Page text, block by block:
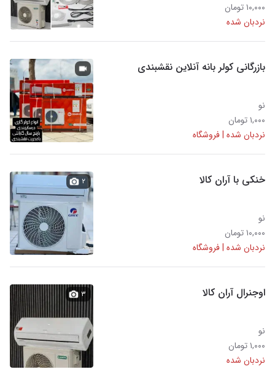
۱۰,۰۰۰ تومان
نردبان شده
بازرگانی کولر بانه آنلاین نقشبندی
نو
۱,۰۰۰ تومان
نردبان شده | فروشگاه
خنکی با آران کالا
نو
۱۰,۰۰۰ تومان
نردبان شده | فروشگاه
۲
اوجنرال آران کالا
نو
۱,۰۰۰ تومان
نردبان شده
۳